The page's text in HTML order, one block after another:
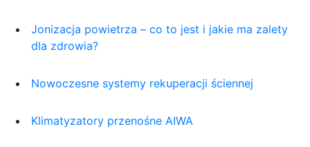
Jonizacja powietrza – co to jest i jakie ma zalety
dla zdrowia?
Nowoczesne systemy rekuperacji ściennej
Klimatyzatory przenośne AIWA